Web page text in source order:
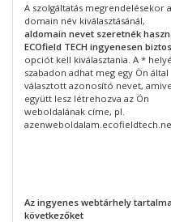
A szolgáltatás megrendelésekor a
domain név kiválasztásánál,
aldomain nevet szeretnék
ECOfield TECH ingyenesen
opciót kell kiválasztania. A *
szabadon adhat meg egy Ön által
választott azonosító nevet,
együtt lesz létrehozva az Ön
weboldalának címe, pl.
Az ingyenes webtárhely
következőket